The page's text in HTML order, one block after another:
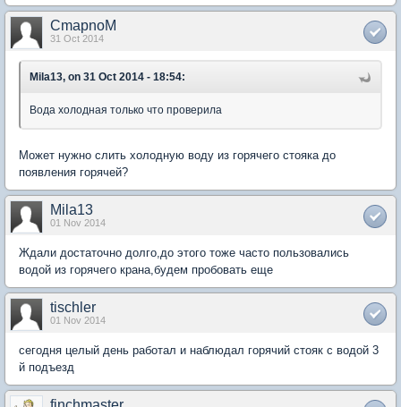
CmapnoM
31 Oct 2014
Mila13, on 31 Oct 2014 - 18:54:
Вода холодная только что проверила
Может нужно слить холодную воду из горячего стояка до
появления горячей?
Mila13
01 Nov 2014
Ждали достаточно долго,до этого тоже часто пользовались
водой из горячего крана,будем пробовать еще
tischler
01 Nov 2014
сегодня целый день работал и наблюдал горячий стояк с водой 3
й подъезд